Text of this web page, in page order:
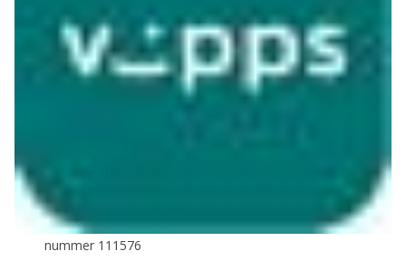
nummer 111576